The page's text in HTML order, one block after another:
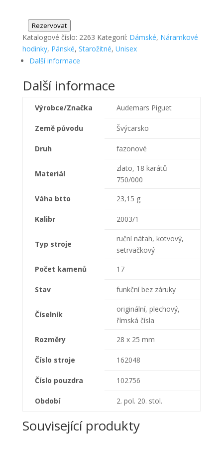
Rezervovat
Katalogové číslo: 2263 Kategorií: Dámské, Náramkové
hodinky, Pánské, Starožitné, Unisex
Další informace
Další informace
Výrobce/Značka Audemars Piguet
Země původu Švýcarsko
Druh fazonové
Materiál
zlato, 18 karátů
750/000
Váha btto
23,15 g
Kalibr 2003/1
Typ stroje
ruční nátah, kotvový,
setrvačkový
Počet kamenů
17
Stav funkční bez záruky
Číselník
originální, plechový,
římská čísla
Rozměry
28 x 25 mm
Číslo stroje 162048
Číslo pouzdra 102756
Období 2. pol. 20. stol.
Související produkty